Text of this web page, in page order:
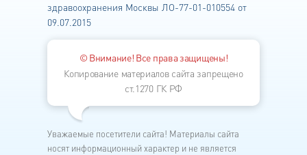
здравоохранения Москвы ЛО-77-01-010554 от
09.07.2015
© Внимание! Все права защищены!
Копирование материалов сайта запрещено
ст.1270 ГК РФ
Уважаемые посетители сайта! Материалы сайта
носят информационный характер и не является